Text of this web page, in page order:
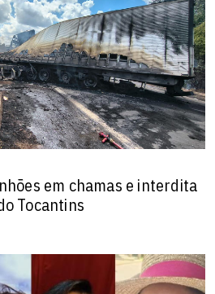
em chamas e interdita
Tocantins